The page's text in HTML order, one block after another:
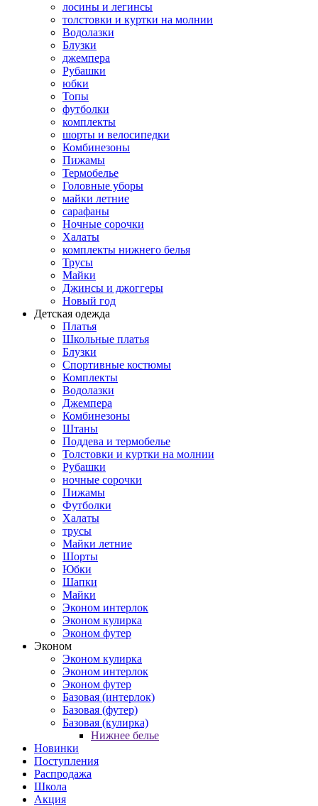
лосины и легинсы
толстовки и куртки на молнии
Водолазки
Блузки
джемпера
Рубашки
юбки
Топы
футболки
комплекты
шорты и велосипедки
Комбинезоны
Пижамы
Термобелье
Головные уборы
майки летние
сарафаны
Ночные сорочки
Халаты
комплекты нижнего белья
Трусы
Майки
Джинсы и джоггеры
Новый год
Детская одежда
Платья
Школьные платья
Блузки
Спортивные костюмы
Комплекты
Водолазки
Джемпера
Комбинезоны
Штаны
Поддева и термобелье
Толстовки и куртки на молнии
Рубашки
ночные сорочки
Пижамы
Футболки
Халаты
трусы
Майки летние
Шорты
Юбки
Шапки
Майки
Эконом интерлок
Эконом кулирка
Эконом футер
Эконом
Эконом кулирка
Эконом интерлок
Эконом футер
Базовая (интерлок)
Базовая (футер)
Базовая (кулирка)
Нижнее белье
Новинки
Поступления
Распродажа
Школа
Акция